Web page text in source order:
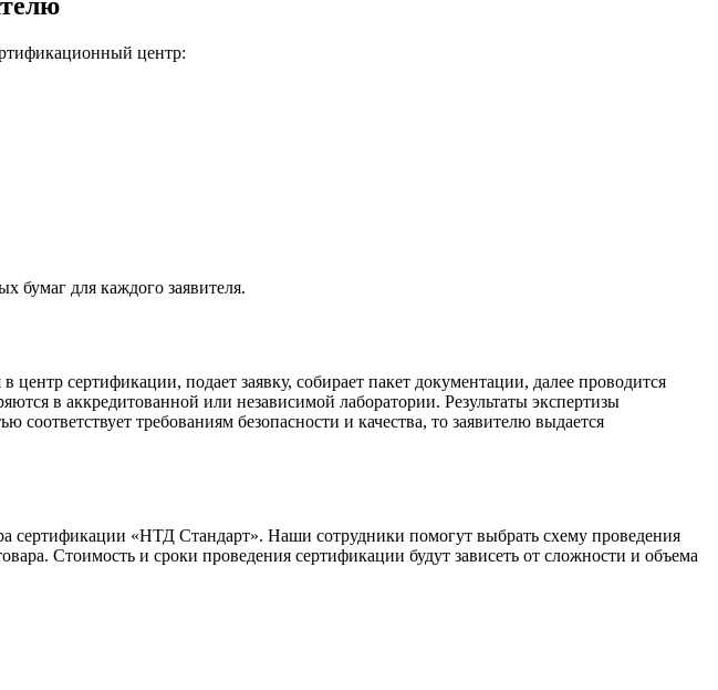
центр:
бумаг для каждого заявителя.
сертификации, подает заявку, собирает пакет документации, далее проводится
в аккредитованной или независимой лаборатории. Результаты экспертизы
требованиям безопасности и качества, то заявителю выдается
сертификации «НТД Стандарт». Наши сотрудники помогут выбрать схему проведения
Стоимость и сроки проведения сертификации будут зависеть от сложности и объема